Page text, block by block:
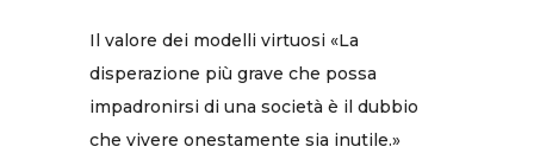
Il valore dei modelli virtuosi «La
disperazione più grave che possa
impadronirsi di una società è il dubbio
che vivere onestamente sia inutile.»